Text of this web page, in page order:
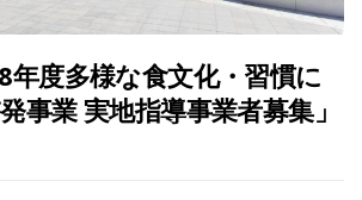
年度多様な食文化・習慣に
事業 実地指導事業者募集」